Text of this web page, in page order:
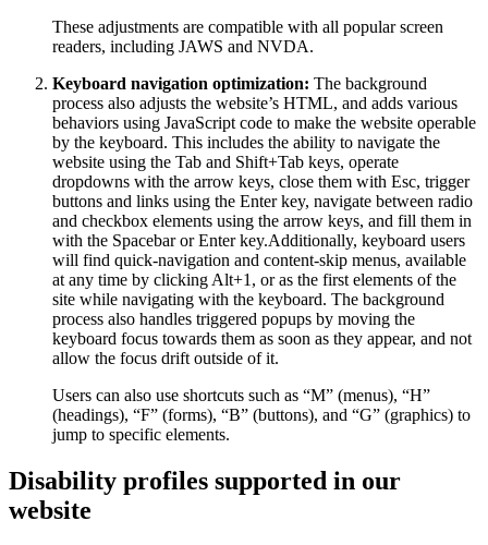
These adjustments are compatible with all popular screen
readers, including JAWS and NVDA.
Keyboard navigation optimization: The background
process also adjusts the website’s HTML, and adds various
behaviors using JavaScript code to make the website operable
by the keyboard. This includes the ability to navigate the
website using the Tab and Shift+Tab keys, operate
dropdowns with the arrow keys, close them with Esc, trigger
buttons and links using the Enter key, navigate between radio
and checkbox elements using the arrow keys, and fill them in
with the Spacebar or Enter key.Additionally, keyboard users
will find quick-navigation and content-skip menus, available
at any time by clicking Alt+1, or as the first elements of the
site while navigating with the keyboard. The background
process also handles triggered popups by moving the
keyboard focus towards them as soon as they appear, and not
allow the focus drift outside of it.
Users can also use shortcuts such as “M” (menus), “H”
(headings), “F” (forms), “B” (buttons), and “G” (graphics) to
jump to specific elements.
Disability profiles supported in our
website